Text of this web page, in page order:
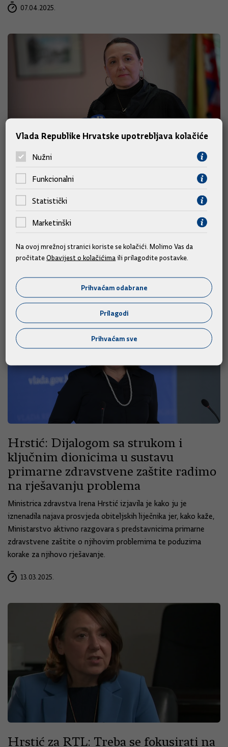
07.04.2025.
Hrstić: Inspekcija istražuje smrt
mladića s Lastova
Ministrica zdravstva Irena Hrstić potvrdila je
izlazak inspekcije na teren kako bi se istražila smrt mladića s
Lastova koji je osam sati putovao do Dubrovnika, gdje je
umro u bolnici, istaknuvši kako je riječ o izoliranom slučaju i da
mu je liječenje bilo pružano i za vrijeme puta.
01.04.2025.
Hrstić: Dijalogom sa strukom i
ključnim dionicima u sustavu
primarne zdravstvene zaštite radimo
na rješavanju problema
Ministrica zdravstva Irena Hrstić izjavila je kako ju je
iznenadila najava prosvjeda obiteljskih liječnika jer, kako kaže,
Ministarstvo aktivno razgovara s predstavnicima primarne
zdravstvene zaštite o njihovim problemima te poduzima
korake za njihovo rješavanje.
13.03.2025.
Hrstić za RTL: Treba se fokusirati na
Vlada Republike Hrvatske upotrebljava kolačiće
Nužni
Funkcionalni
Statistički
Marketinški
Na ovoj mrežnoj stranici koriste se kolačići. Molimo Vas da
pročitateObavijest o kolačićimaili prilagodite postavke.
Prihvaćam odabrane
Prilagodi
Prihvaćam sve